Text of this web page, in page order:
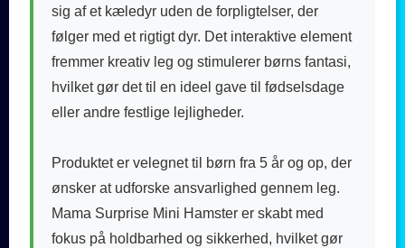
sig af et kæledyr uden de forpligtelser, der
følger med et rigtigt dyr. Det interaktive element
fremmer kreativ leg og stimulerer børns fantasi,
hvilket gør det til en ideel gave til fødselsdage
eller andre festlige lejligheder.
Produktet er velegnet til børn fra 5 år og op, der
ønsker at udforske ansvarlighed gennem leg.
Mama Surprise Mini Hamster er skabt med
fokus på holdbarhed og sikkerhed, hvilket gør